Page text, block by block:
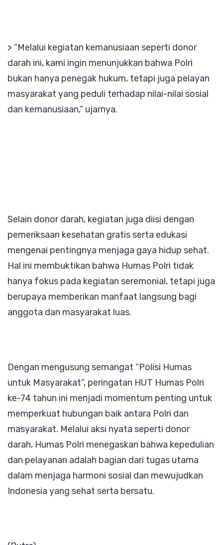
> “Melalui kegiatan kemanusiaan seperti donor
darah ini, kami ingin menunjukkan bahwa Polri
bukan hanya penegak hukum, tetapi juga pelayan
masyarakat yang peduli terhadap nilai-nilai sosial
dan kemanusiaan,” ujarnya.
Selain donor darah, kegiatan juga diisi dengan
pemeriksaan kesehatan gratis serta edukasi
mengenai pentingnya menjaga gaya hidup sehat.
Hal ini membuktikan bahwa Humas Polri tidak
hanya fokus pada kegiatan seremonial, tetapi juga
berupaya memberikan manfaat langsung bagi
anggota dan masyarakat luas.
Dengan mengusung semangat “Polisi Humas
untuk Masyarakat”, peringatan HUT Humas Polri
ke-74 tahun ini menjadi momentum penting untuk
memperkuat hubungan baik antara Polri dan
masyarakat. Melalui aksi nyata seperti donor
darah, Humas Polri menegaskan bahwa kepedulian
dan pelayanan adalah bagian dari tugas utama
dalam menjaga harmoni sosial dan mewujudkan
Indonesia yang sehat serta bersatu.